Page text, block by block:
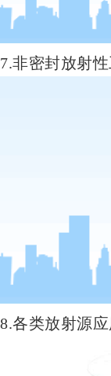
7.非密封放射
8.各类放射源应